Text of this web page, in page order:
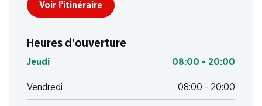
Voir l’itinéraire
Heures d'ouverture
Jeudi 08:00 - 20:00
Vendredi 08:00 - 20:00